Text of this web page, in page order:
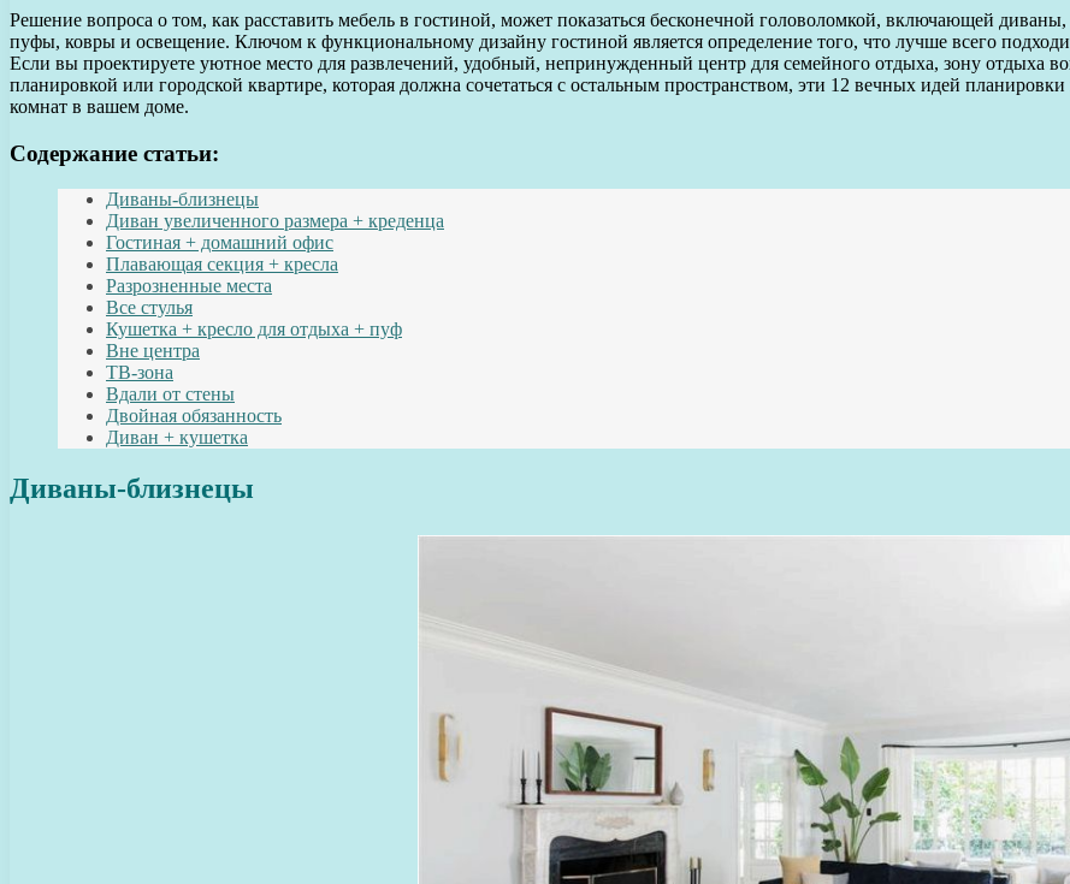
Решение вопроса о том, как расставить мебель в гостиной, может показаться бесконечной головоломкой, включающей
пуфы, ковры и освещение. Ключом к функциональному дизайну гостиной является определение того, что лучше всего
Если вы проектируете уютное место для развлечений, удобный, непринужденный центр для семейного отдыха, зону отдыха
планировкой или городской квартире, которая должна сочетаться с остальным пространством, эти 12 вечных идей
комнат в вашем доме.
Содержание статьи:
Диваны-близнецы
Диван увеличенного размера + креденца
Гостиная + домашний офис
Плавающая секция + кресла
Разрозненные места
Все стулья
Кушетка + кресло для отдыха + пуф
Вне центра
ТВ-зона
Вдали от стены
Двойная обязанность
Диван + кушетка
Диваны-близнецы